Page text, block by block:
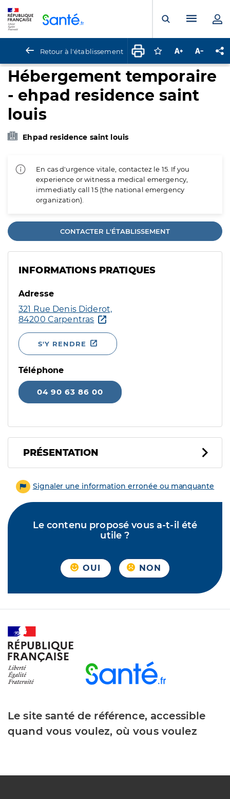
Ouvrir laMenu
Retour à l'établissement Connectez-vous
Augmenter la
Hébergement temporaire
- ehpad residence saint
louis
Ehpad residence saint louis
En cas d'urgence vitale, contactez le 15. If you
experience or witness a medical emergency,
immediatly call 15 (the national emergency
organization).
CONTACTER L'ÉTABLISSEMENT
INFORMATIONS PRATIQUES
Adresse
321 Rue Denis Diderot,
84200 Carpentras
S'Y RENDRE
Téléphone
04 90 63 86 00
PRÉSENTATION
Signaler une information erronée ou manquante
Le contenu proposé vous a-t-il été
utile ?
OUI NON
Le site santé de référence, accessible
quand vous voulez, où vous voulez